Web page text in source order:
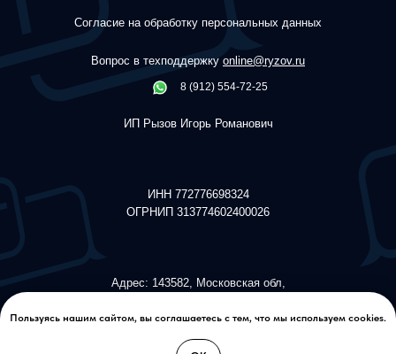
Вопрос в техподдержку online@ryzov.ru
Согласие на обработку персональных данных
ИП Рызов Игорь Романович
ИНН 772776698324
ОГРНИП 313774602400026
Адрес: 143582, Московская обл,
поселок, Ирландский бульвар, д.
587
8 (912) 554-72-25
Пользуясь нашим сайтом, вы соглашаетесь с тем, что мы используем cookies.